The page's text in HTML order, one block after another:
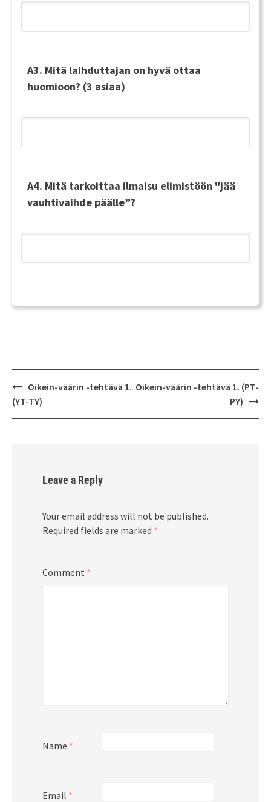
A3. Mitä laihduttajan on hyvä ottaa
huomioon? (3 asiaa)
A4. Mitä tarkoittaa ilmaisu elimistöön "jää
vauhtivaihde päälle”?
Post
navigation
Oikein-väärin -tehtävä 1.
(YT-TY)
Oikein-väärin -tehtävä 1. (PT-
PY)
Leave a Reply
Your email address will not be published.
Required fields are marked *
Comment *
Name *
Email *